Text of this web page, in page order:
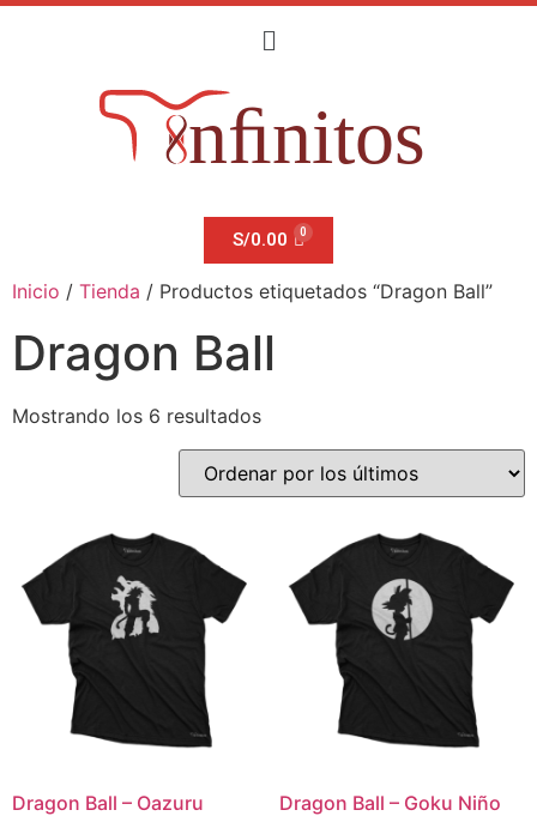
S/0.00
Inicio / Tienda / Productos etiquetados “Dragon Ball”
Dragon Ball
Mostrando los 6 resultados
Dragon Ball – Oazuru Dragon Ball – Goku Niño